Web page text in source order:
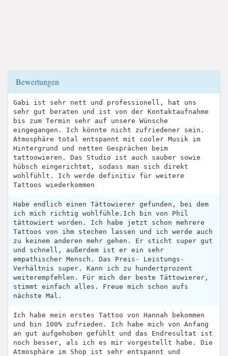
Bewertungen
Gabi ist sehr nett und professionell, hat uns
sehr gut beraten und ist von der Kontaktaufnahme
bis zum Termin sehr auf unsere Wünsche
eingegangen. Ich könnte nicht zufriedener sein.
Atmosphäre total entspannt mit cooler Musik im
Hintergrund und netten Gesprächen beim
tattoowieren. Das Studio ist auch sauber sowie
hübsch eingerichtet, sodass man sich direkt
wohlfühlt. Ich werde definitiv für weitere
Tattoos wiederkommen
Habe endlich einen Tättowierer gefunden, bei dem
ich mich richtig wohlfühle.Ich bin von Phil
tättowiert worden. Ich habe jetzt schon mehrere
Tattoos von ihm stechen lassen und ich werde auch
zu keinem anderen mehr gehen. Er sticht super gut
und schnell, außerdem ist er ein sehr
empathischer Mensch. Das Preis- Leistungs-
Verhältnis super. Kann ich zu hundertprozent
weiterempfehlen. Für mich der beste Tättowierer,
stimmt einfach alles. Freue mich schon aufs
nächste Mal.
Ich habe mein erstes Tattoo von Hannah bekommen
und bin 100% zufrieden. Ich habe mich von Anfang
an gut aufgehoben gefühlt und das Endresultat ist
noch besser, als ich es mir vorgestellt habe. Die
Atmosphäre im Shop ist sehr entspannt und